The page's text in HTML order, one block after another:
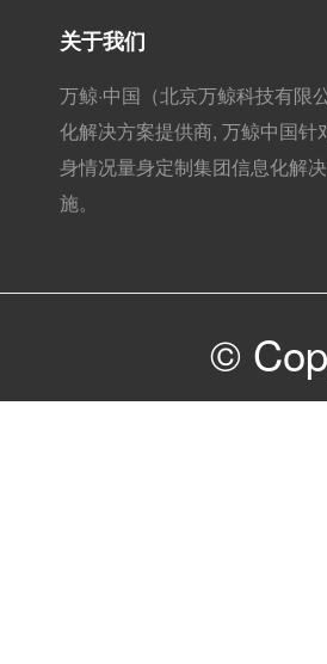
关于我们
万鲸·中国（北京万鲸科技有限
化解决方案提供商, 万鲸中国针
身情况量身定制集团信息化解
施。
©